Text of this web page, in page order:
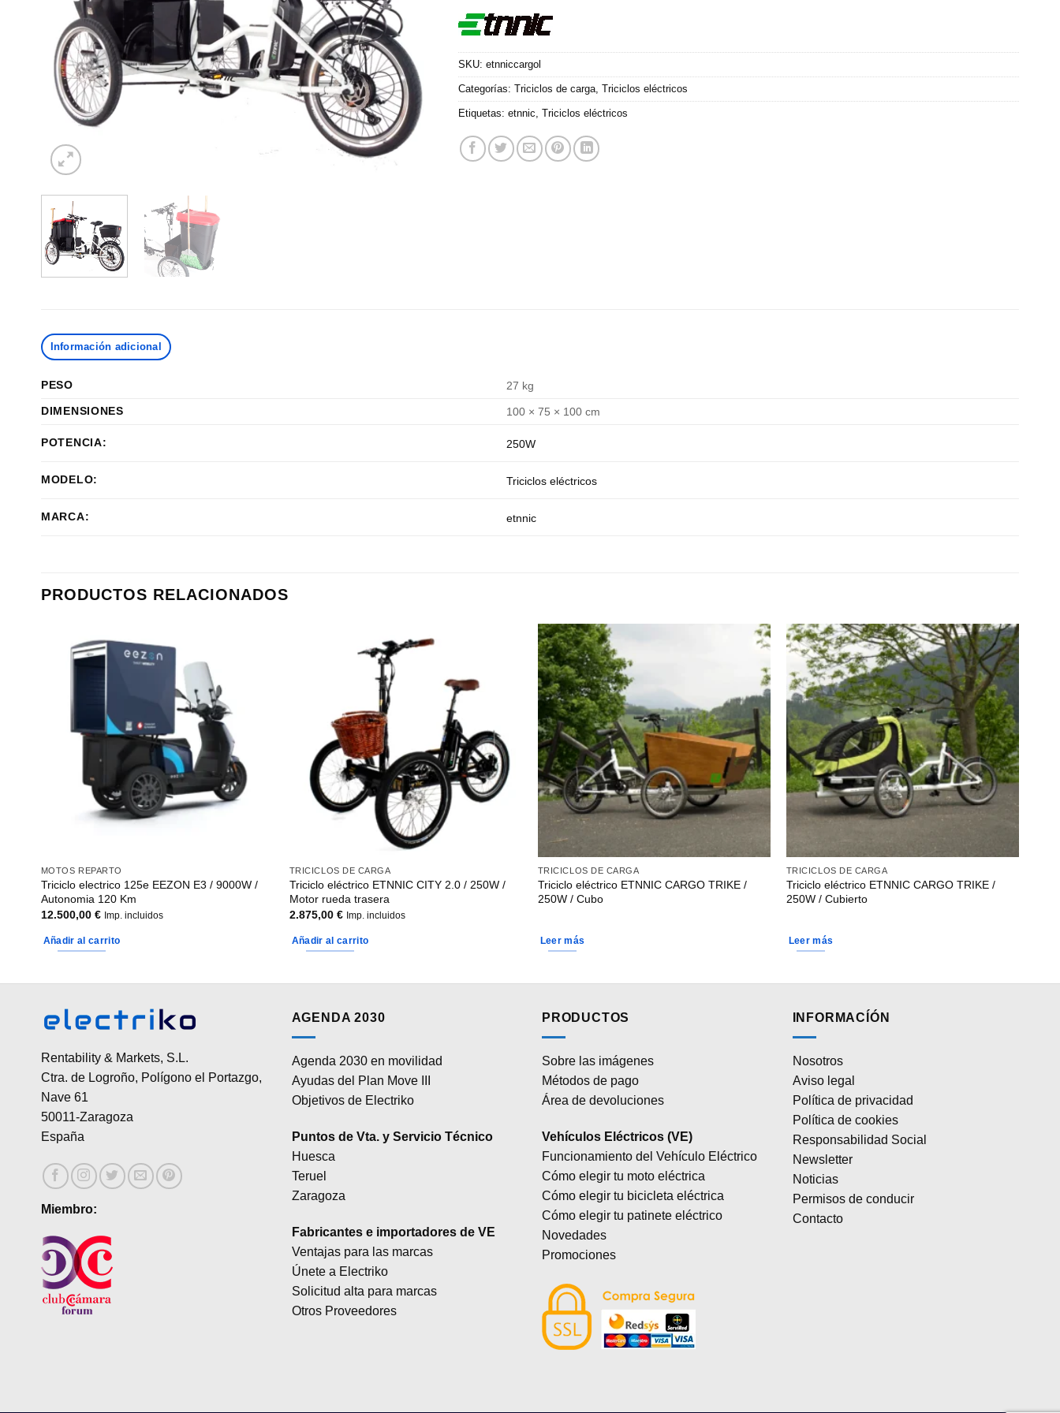
SKU:etnniccargol
Categorías:Triciclos de carga,Triciclos eléctricos
Etiquetas:etnnic,Triciclos eléctricos
Información adicional
PESO
27 kg
DIMENSIONES
100 × 75 × 100 cm
POTENCIA: 250W
MODELO: Triciclos eléctricos
MARCA: etnnic
PRODUCTOS RELACIONADOS
MOTOS REPARTO
Triciclo electrico 125e EEZON E3 / 9000W /
Autonomia 120 Km
12.500,00 € Imp. incluidos
Añadir al carrito
TRICICLOS DE CARGA
Triciclo eléctrico ETNNIC CITY 2.0 / 250W /
Motor rueda trasera
2.875,00 € Imp. incluidos
Añadir al carrito
TRICICLOS DE CARGA
Triciclo eléctrico ETNNIC CARGO TRIKE /
250W / Cubo
Leer más
TRICICLOS DE CARGA
Triciclo eléctrico ETNNIC CARGO TRIKE /
250W / Cubierto
Leer más
Rentability & Markets, S.L.
Ctra. de Logroño, Polígono el Portazgo,
Nave 61
50011-Zaragoza
España
Miembro:
AGENDA 2030
Agenda 2030 en movilidad
Ayudas del Plan Move III
Objetivos de Electriko
Puntos de Vta. y Servicio Técnico
Huesca
Teruel
Zaragoza
Fabricantes e importadores de VE
Ventajas para las marcas
Únete a Electriko
Solicitud alta para marcas
Otros Proveedores
PRODUCTOS
Sobre las imágenes
Métodos de pago
Área de devoluciones
Vehículos Eléctricos (VE)
Funcionamiento del Vehículo Eléctrico
Cómo elegir tu moto eléctrica
Cómo elegir tu bicicleta eléctrica
Cómo elegir tu patinete eléctrico
Novedades
Promociones
INFORMACÍÓN
Nosotros
Aviso legal
Política de privacidad
Política de cookies
Responsabilidad Social
Newsletter
Noticias
Permisos de conducir
Contacto